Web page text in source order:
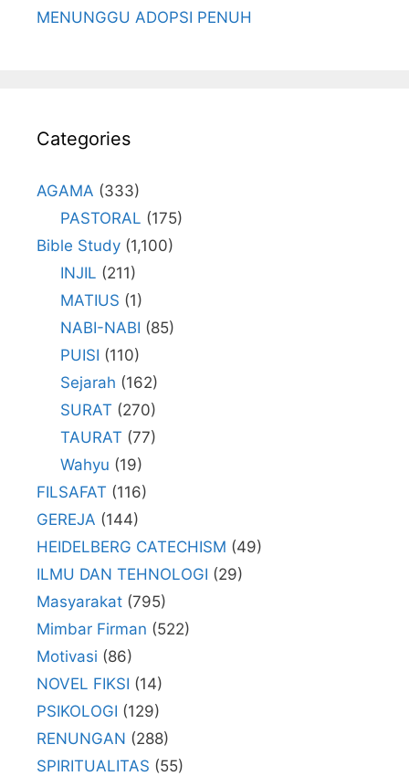
MENUNGGU ADOPSI PENUH
Categories
AGAMA (333)
PASTORAL (175)
Bible Study (1,100)
INJIL (211)
MATIUS (1)
NABI-NABI (85)
PUISI (110)
Sejarah (162)
SURAT (270)
TAURAT (77)
Wahyu (19)
FILSAFAT (116)
GEREJA (144)
HEIDELBERG CATECHISM (49)
ILMU DAN TEHNOLOGI (29)
Masyarakat (795)
Mimbar Firman (522)
Motivasi (86)
NOVEL FIKSI (14)
PSIKOLOGI (129)
RENUNGAN (288)
SPIRITUALITAS (55)